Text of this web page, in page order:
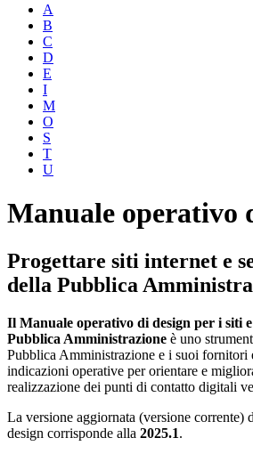
A
B
C
D
E
I
M
O
S
T
U
Manuale operativo
Progettare siti internet e
della Pubblica
Il Manuale operativo di design per i siti
Pubblica Amministrazione è uno
Pubblica Amministrazione e i suoi fornitori
indicazioni operative per orientare e
realizzazione dei punti di contatto digitali
La versione aggiornata (versione corrente)
design corrisponde alla 2025.1.